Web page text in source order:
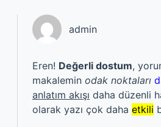
admin
Eren! Değerli dostum,
makalemin odak noktaları
anlatım akışı daha düzenli
olarak yazı çok daha etkili